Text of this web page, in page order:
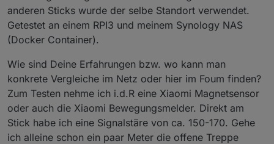
anderen Sticks wurde der selbe Standort verwendet.
Getestet an einem RPI3 und meinem Synology NAS
(Docker Container).
Wie sind Deine Erfahrungen bzw. wo kann man
konkrete Vergleiche im Netz oder hier im Foum finden?
Zum Testen nehme ich i.d.R eine Xiaomi Magnetsensor
oder auch die Xiaomi Bewegungsmelder. Direkt am
Stick habe ich eine Signalstäre von ca. 150-170. Gehe
ich alleine schon ein paar Meter die offene Treppe